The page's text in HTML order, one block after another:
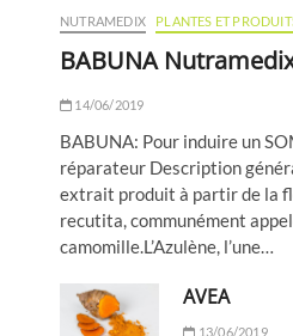
NUTRAMEDIX PLANTES ET
BABUNA
14/06/2019
BABUNA: Pour induire un
réparateur Description
extrait produit à partir de la
recutita, communément
camomille.L’Azulène, l’une…
AVEA
13/06/2019